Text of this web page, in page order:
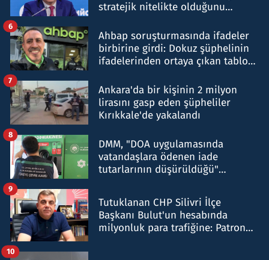
stratejik nitelikte olduğunu
Ahbap soruşturmasında ifadeler
birbirine girdi: Dokuz şüphelinin
ifadelerinden ortaya çıkan tablo
6
Ankara'da bir kişinin 2 milyon
lirasını gasp eden şüpheliler
Kırıkkale'de yakalandı
7
DMM, "DOA uygulamasında
vatandaşlara ödenen iade
tutarlarının düşürüldüğü"
8
Tutuklanan CHP Silivri İlçe
Başkanı Bulut'un hesabında
milyonluk para trafiğine: Patron
9
10